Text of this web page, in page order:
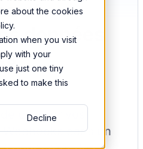
about the cookies
when you visit
with your
just one tiny
to make this
Decline
et
données
charger vos
Webhooksdans un